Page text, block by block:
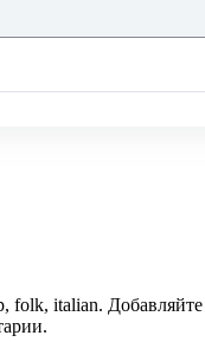
folk, italian.